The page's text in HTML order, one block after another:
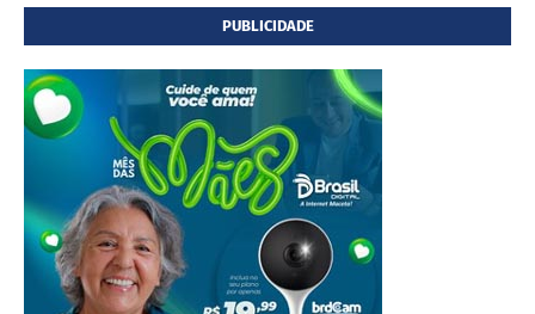
PUBLICIDADE